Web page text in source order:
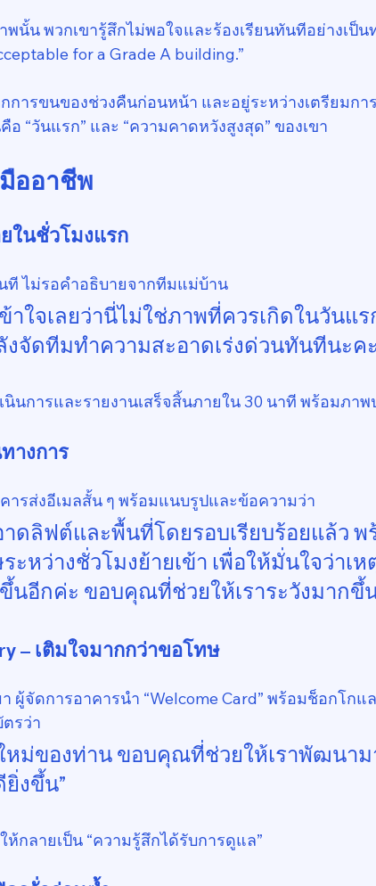
นั้น พวกเขารู้สึกไม่พอใจและร้องเรียนทันทีอย่างเป็น
for a Grade A building.”
การขนของช่วงคืนก่อนหน้า และอยู่ระหว่างเตรียมกา
“วันแรก” และ “ความคาดหวังสูงสุด” ของเขา
ออาชีพ
ในชั่วโมงแรก
ไม่รอคำอธิบายจากทีมแม่บ้าน
าใจเลยว่านี่ไม่ใช่ภาพที่ควรเกิดในวันแร
งจัดทีมทำความสะอาดเร่งด่วนทันทีนะค
นการและรายงานเสร็จสิ้นภายใน 30 นาที พร้อมภาพ
างการ
ารส่งอีเมลสั้น ๆ พร้อมแนบรูปและข้อความว่า
ดลิฟต์และพื้นที่โดยรอบเรียบร้อยแล้ว พ
ะหว่างชั่วโมงย้ายเข้า เพื่อให้มั่นใจว่าเ
นอีกค่ะ ขอบคุณที่ช่วยให้เราระวังมากขึ้
– เติมใจมากกว่าขอโทษ
จัดการอาคารนำ “Welcome Card” พร้อมช็อกโกแ
รว่า
หม่ของท่าน ขอบคุณที่ช่วยให้เราพัฒนาม
งขึ้น”
ห้กลายเป็น “ความรู้สึกได้รับการดูแล”